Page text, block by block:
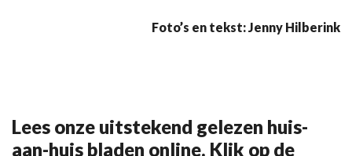
Foto’s en tekst: Jenny Hilberink
Lees onze uitstekend gelezen huis-
aan-huis bladen online. Klik op de